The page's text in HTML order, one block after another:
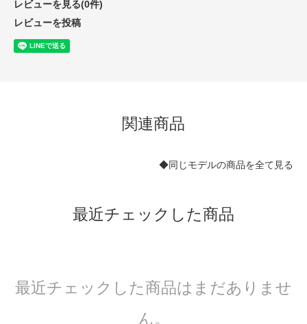
レビューを見る(0件)
レビューを投稿
関連商品
◆同じモデルの商品を全て見る
最近チェックした商品
最近チェックした商品はまだありませ
ん。